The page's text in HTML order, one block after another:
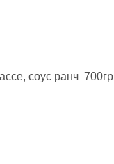
соус ранч 700гр